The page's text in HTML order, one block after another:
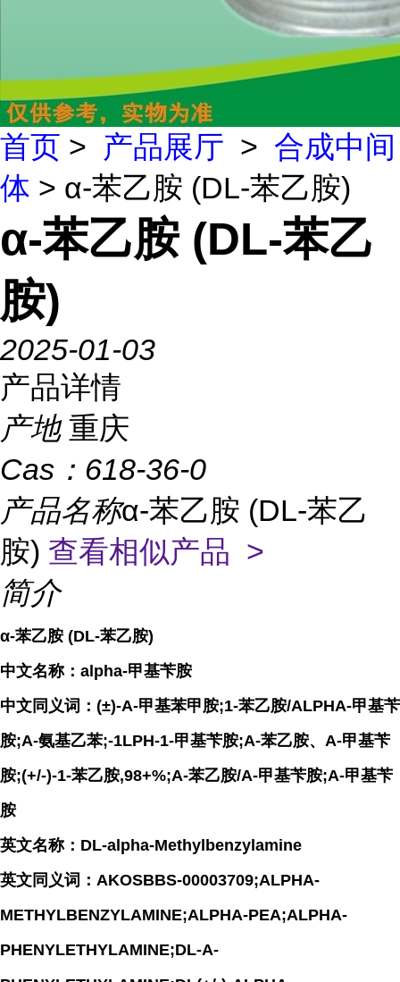
首页 > 产品展厅 > 合成中间
体 > α-苯乙胺 (DL-苯乙胺)
α-苯乙胺 (DL-苯乙
胺)
2025-01-03
产品详情
产地 重庆
Cas： 618-36-0
产品名称α-苯乙胺 (DL-苯乙
胺) 查看相似产品 >
简介
α-苯乙胺 (DL-苯乙胺)
中文名称：alpha-甲基苄胺
中文同义词：(±)-A-甲基苯甲胺;1-苯乙胺/ALPHA-甲基苄
胺;A-氨基乙苯;-1LPH-1-甲基苄胺;Α-苯乙胺、Α-甲基苄
胺;(+/-)-1-苯乙胺,98+%;A-苯乙胺/A-甲基苄胺;Α-甲基苄
胺
英文名称：DL-alpha-Methylbenzylamine
英文同义词：AKOSBBS-00003709;ALPHA-
METHYLBENZYLAMINE;ALPHA-PEA;ALPHA-
PHENYLETHYLAMINE;DL-A-